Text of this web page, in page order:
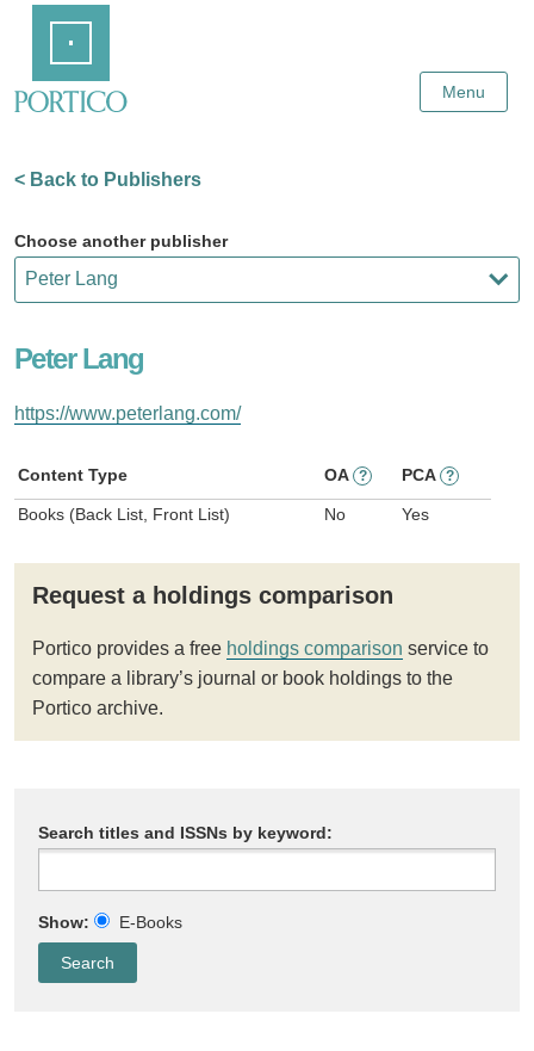
Content
Menu
< Back to Publishers
Choose another publisher
Peter Lang
https://www.peterlang.com/
Content Type OA ? PCA ?
Books (Back List, Front List) No Yes
Request a holdings comparison
Portico provides a free holdings comparison service to
compare a library’s journal or book holdings to the
Portico archive.
Search titles and ISSNs by keyword:
Show: E-Books